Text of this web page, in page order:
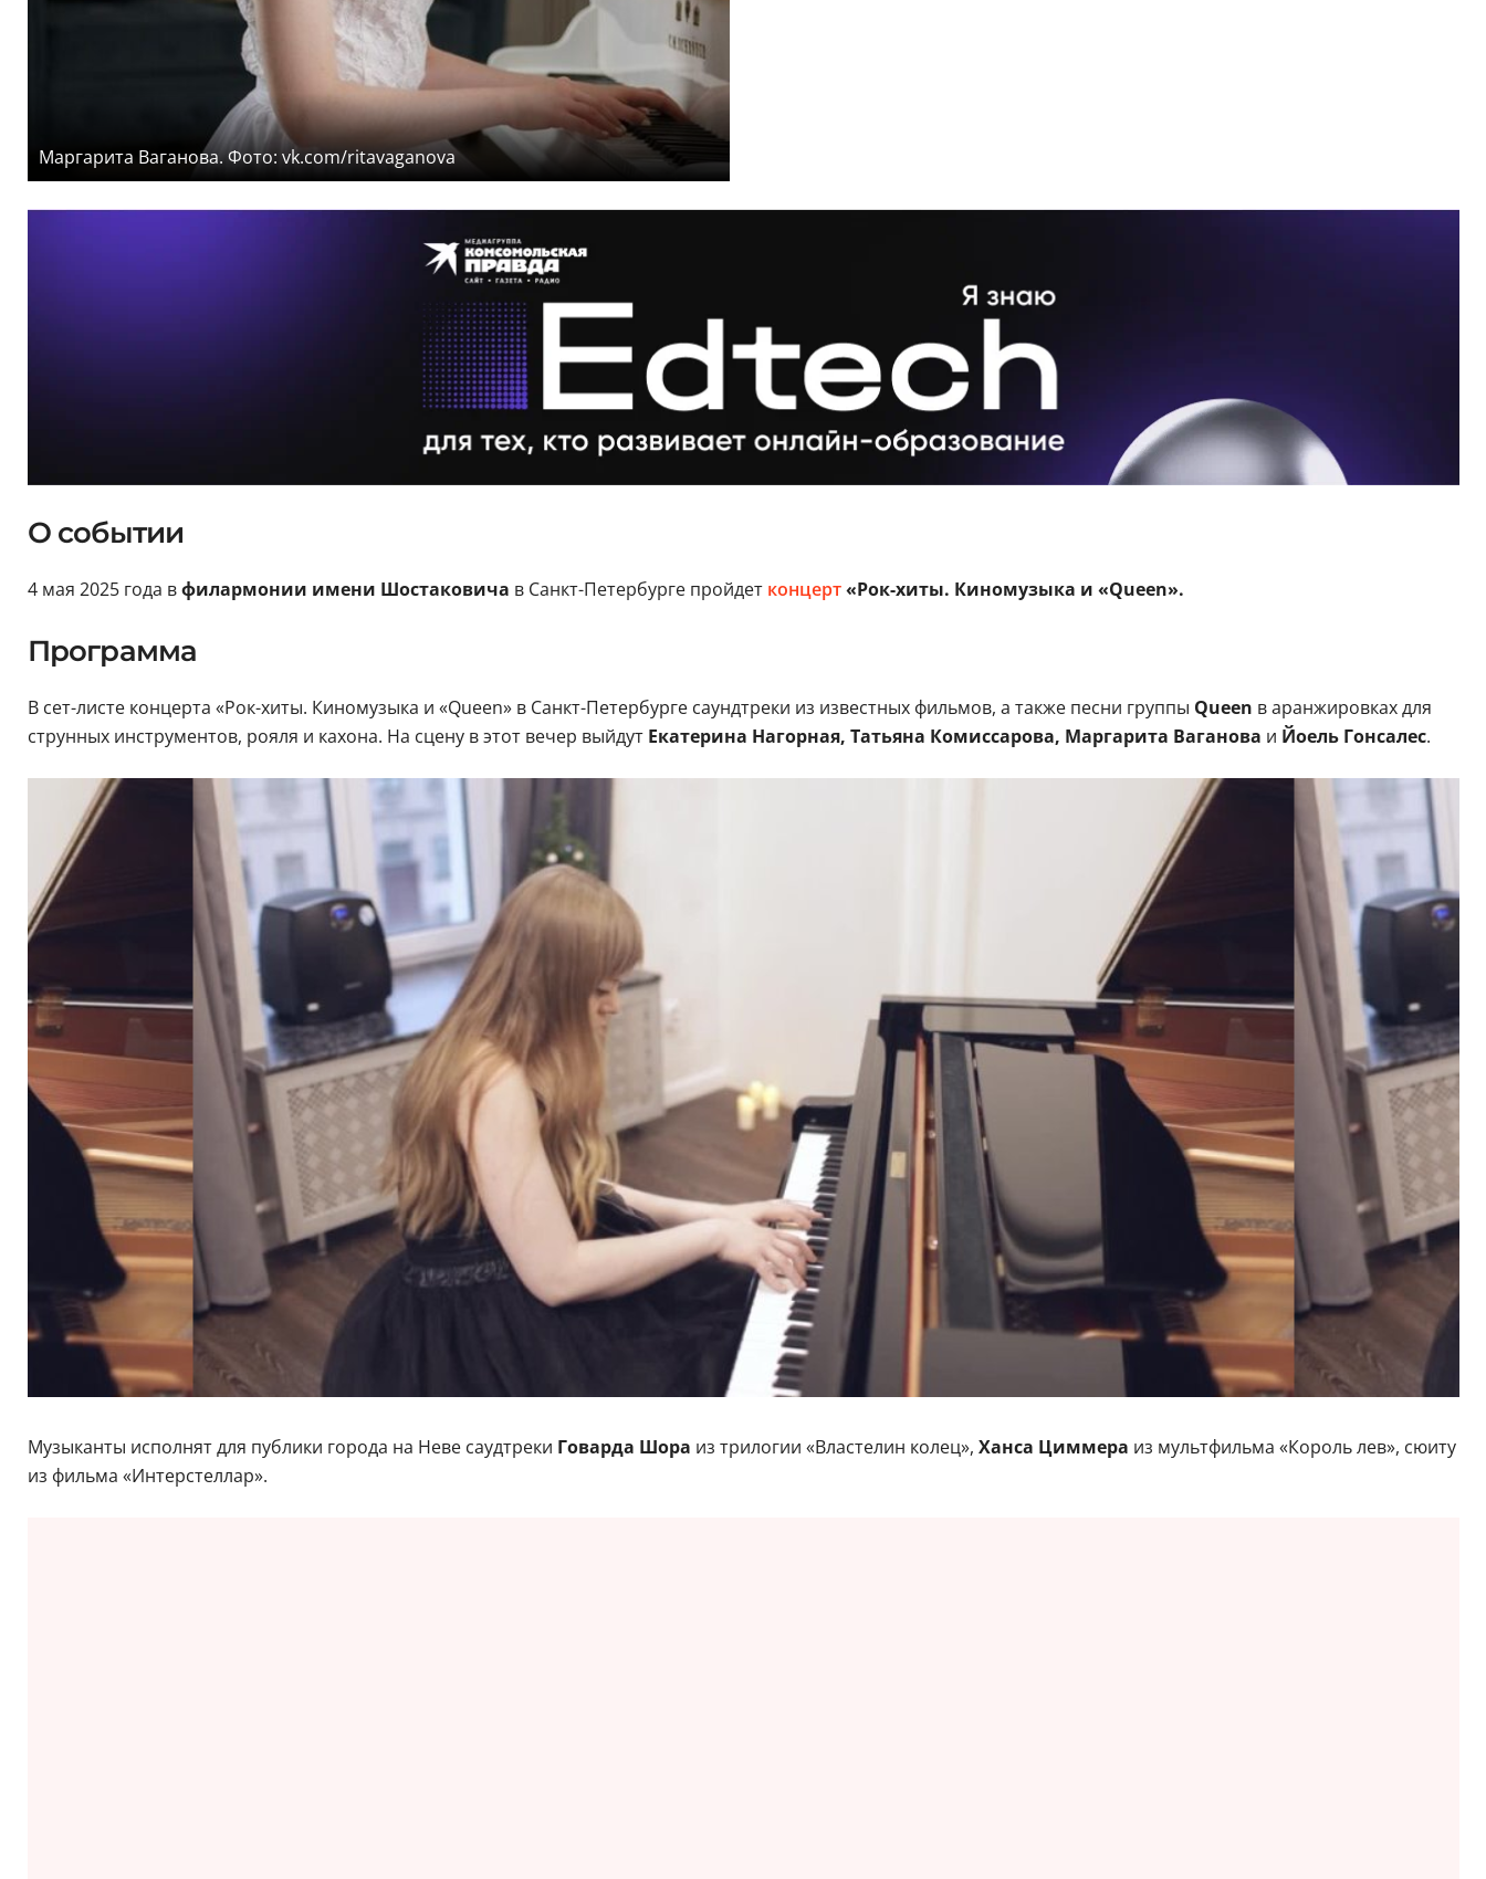
Маргарита Ваганова. Фото: vk.com/ritavaganova
О событии
4 мая 2025 года вфилармонии имени Шостаковича в Санкт-Петербурге пройдет концерт«Рок-хиты. Киномузыка и «Queen».
Программа
В сет-листе концерта «Рок-хиты. Киномузыка и «Queen» в Санкт-Петербурге саундтреки из известных фильмов, а также песни группы Queen в аранжировках для
струнных инструментов, рояля и кахона. На сцену в этот вечер выйдутЕкатерина Нагорная, Татьяна Комиссарова, Маргарита Ваганова и Йоель Гонсалес.
Музыканты исполнят для публики города на Неве саудтреки Говарда Шора из трилогии «Властелин колец», Ханса Циммера из мультфильма «Король лев», сюиту
из фильма «Интерстеллар».